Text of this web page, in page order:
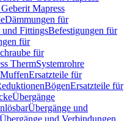
Mapress
Dämmungen für
FittingsBefestigungen für
für
für
ThermSystemrohre
MuffenErsatzteile für
BögenErsatzteile für
Übergänge
Übergänge und
und Verbindungen,